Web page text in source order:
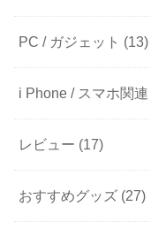
PC / ガジェット (13)
i Phone / スマホ関連
レビュー (17)
おすすめグッズ (27)